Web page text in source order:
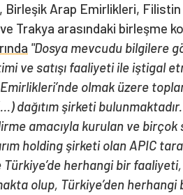
Arap Emirlikleri, Filistin
Trakya arasındaki birleşme
"Dosya mevcudu bilgilere
ve satışı faaliyeti ile iştigal
olmak üzere
dağıtım şirketi
amacıyla kurulan ve birçok
holding şirketi olan APIC
herhangi bir
olup, Türkiye’den